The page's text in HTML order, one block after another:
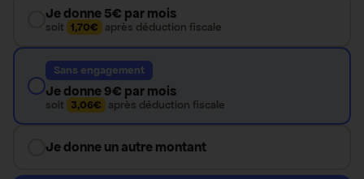
Je donne 5€ par mois
soit 1,70€ après déduction fiscale
Sans engagement
Je donne 9€ par mois
soit 3,06€ après déduction fiscale
Je donne un autre montant